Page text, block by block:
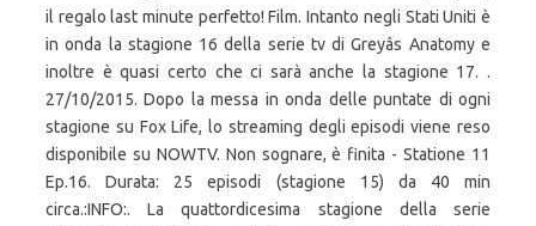
il regalo last minute perfetto! Film. Intanto negli Stati Uniti è
in onda la stagione 16 della serie tv di Greyâs Anatomy e
inoltre è quasi certo che ci sarà anche la stagione 17. .
27/10/2015. Dopo la messa in onda delle puntate di ogni
stagione su Fox Life, lo streaming degli episodi viene reso
disponibile su NOWTV. Non sognare, è finita - Statione 11
Ep.16. Durata: 25 episodi (stagione 15) da 40 min
circa.:INFO:. La quattordicesima stagione della serie